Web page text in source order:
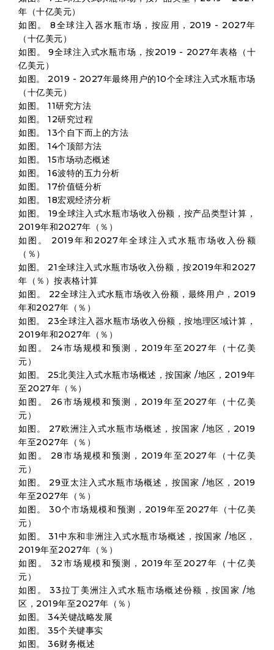
年（十亿美元）
如图。 8全球注入器水瓶市场，按应用，2019 - 2027年
（十亿美元）
如图。 9全球注入式水瓶市场，按2019 - 2027年表格（十
亿美元）
如图。 2019 - 2027年最终用户的10个全球注入式水瓶市场
（十亿美元）
如图。 11研究方法
如图。 12研究过程
如图。 13个自下而上的方法
如图。 14个顶部方法
如图。 15市场动态概述
如图。 16波特的五力分析
如图。 17价值链分析
如图。 18宏观经济分析
如图。 19全球注入式水瓶市场收入份额，按产品类型计算，
2019年和2027年（％）
如图。 2019年和2027年全球注入式水瓶市场收入份额
（％）
如图。 21全球注入式水瓶市场收入份额，按2019年和2027
年（％）按表格计算
如图。 22全球注入式水瓶市场收入份额，最终用户，2019
年和2027年（％）
如图。 23全球注入器水瓶市场收入份额，按地理区域计算，
2019年和2027年（％）
如图。 24市场规模和预测，2019年至2027年（十亿美
元）
如图。 25北美注入式水瓶市场概述，按国家 /地区，2019年
至2027年（％）
如图。 26市场规模和预测，2019年至2027年（十亿美
元）
如图。 27欧洲注入式水瓶市场概述，按国家 /地区，2019
年至2027年（％）
如图。 28市场规模和预测，2019年至2027年（十亿美
元）
如图。 29亚太注入式水瓶市场概述，按国家 /地区，2019
年至2027年（％）
如图。 30个市场规模和预测，2019年至2027年（十亿美
元）
如图。 31中东和非洲注入式水瓶市场概述，按国家 /地区，
2019年至2027年（％）
如图。 32市场规模和预测，2019年至2027年（十亿美
元）
如图。 33拉丁美洲注入式水瓶市场概述份额，按国家 /地
区，2019年至2027年（％）
如图。 34关键战略发展
如图。 35个关键事实
如图。 36财务概述